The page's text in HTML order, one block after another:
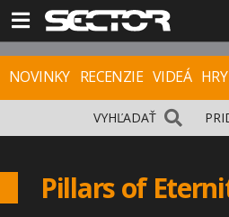
NOVINKY RECENZIE VIDEÁ HRY
VYHĽADAŤ
Pillars of